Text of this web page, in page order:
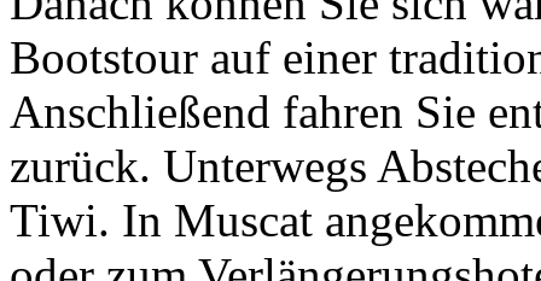
Bootstour auf einer
Anschließend fahren Sie
zurück. Unterwegs
Tiwi. In Muscat